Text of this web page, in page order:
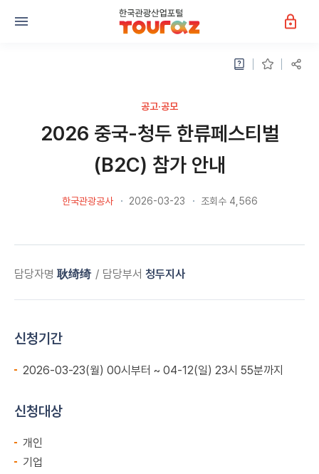
공고·공모
2026 중국-청두 한류페스티벌
(B2C) 참가 안내
한국관광공사 2026-03-23 조회수 4,566
담당자명 耿绮绮 담당부서 청두지사
신청기간
2026-03-23(월) 00시부터 ~ 04-12(일) 23시 55분까지
신청대상
개인
기업